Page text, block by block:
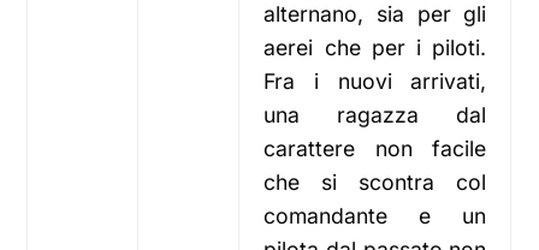
alternano, sia per gli
aerei che per i piloti.
Fra i nuovi arrivati,
una ragazza dal
carattere non facile
che si scontra col
comandante e un